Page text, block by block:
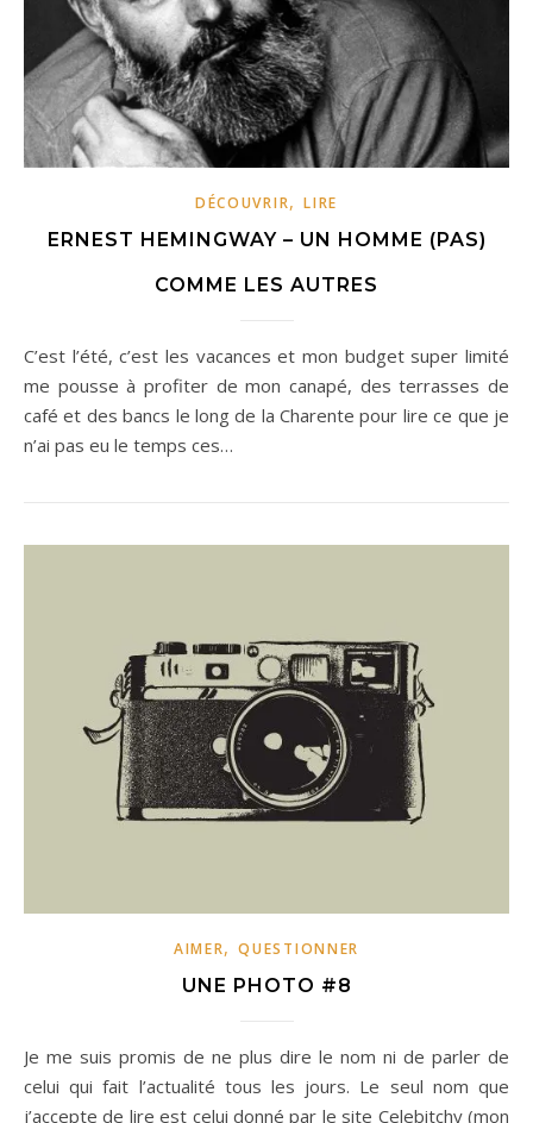
DÉCOUVRIR,LIRE
ERNEST HEMINGWAY – UN HOMME (PAS)
COMME LES AUTRES
C’est l’été, c’est les vacances et mon budget super limité
me pousse à profiter de mon canapé, des terrasses de
café et des bancs le long de la Charente pour lire ce que je
n’ai pas eu le temps ces…
AIMER,QUESTIONNER
UNE PHOTO #8
Je me suis promis de ne plus dire le nom ni de parler de
celui qui fait l’actualité tous les jours. Le seul nom que
j’accepte de lire est celui donné par le site Celebitchy (mon